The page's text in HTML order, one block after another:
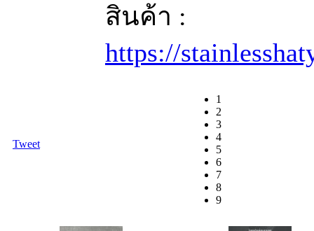
สินค้า :
https://
Tweet
1
2
3
4
5
6
7
8
9